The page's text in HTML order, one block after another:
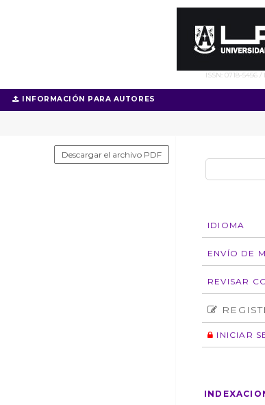
ISSN: 0718-5456 /
INFORMACIÓN PARA AUTORES
IDIOMA
ENVÍO DE
REVISAR
Autor
INICIAR
Descargar el archivo PDF